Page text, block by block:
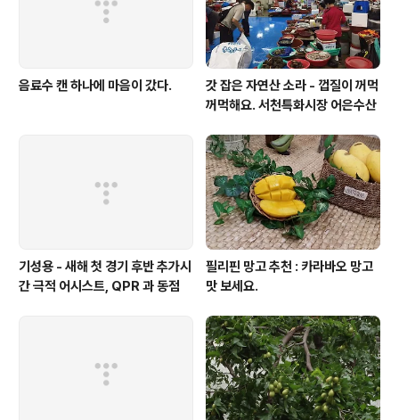
음료수 캔 하나에 마음이 갔다.
갓 잡은 자연산 소라 - 껍질이 꺼먹
꺼먹해요. 서천특화시장 어은수산
기성용 - 새해 첫 경기 후반 추가시
간 극적 어시스트, QPR 과 동점
필리핀 망고 추천 : 카라바오 망고
맛 보세요.